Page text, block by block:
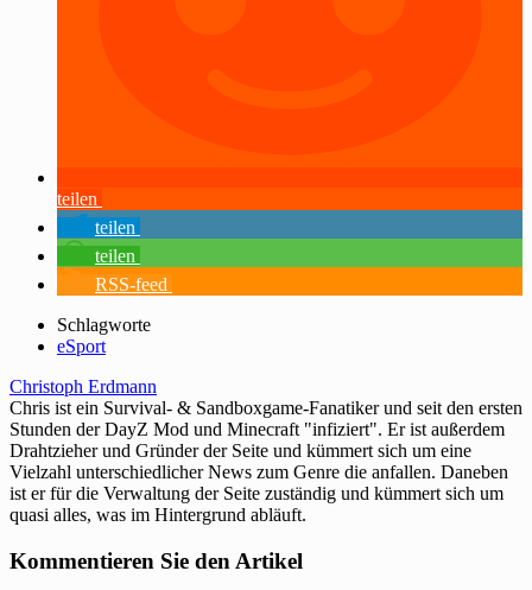
teilen
teilen
teilen
RSS-feed
Schlagworte
eSport
Christoph Erdmann
Chris ist ein Survival- & Sandboxgame-Fanatiker und seit den ersten
Stunden der DayZ Mod und Minecraft "infiziert". Er ist außerdem
Drahtzieher und Gründer der Seite und kümmert sich um eine
Vielzahl unterschiedlicher News zum Genre die anfallen. Daneben
ist er für die Verwaltung der Seite zuständig und kümmert sich um
quasi alles, was im Hintergrund abläuft.
Kommentieren Sie den Artikel